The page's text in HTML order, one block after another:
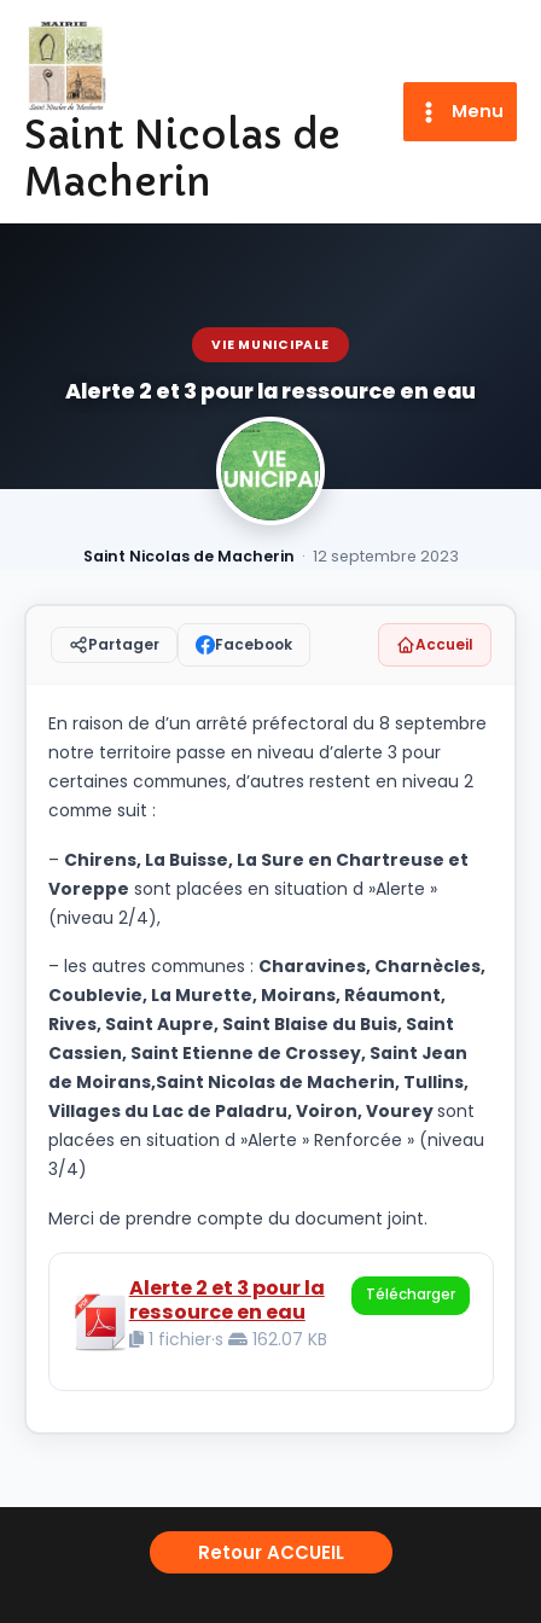
contenu
Saint Nicolas de
Macherin
Menu
VIE MUNICIPALE
Alerte 2 et 3 pour la ressource en eau
Saint Nicolas de Macherin · 12 septembre 2023
Partager Facebook Accueil
En raison de d’un arrêté préfectoral du 8 septembre
notre territoire passe en niveau d’alerte 3 pour
certaines communes, d’autres restent en niveau 2
comme suit :
– Chirens, La Buisse, La Sure en Chartreuse et
Voreppe sont placées en situation d »Alerte »
(niveau 2/4),
– les autres communes : Charavines, Charnècles,
Coublevie, La Murette, Moirans, Réaumont,
Rives, Saint Aupre, Saint Blaise du Buis, Saint
Cassien, Saint Etienne de Crossey, Saint Jean
de Moirans,Saint Nicolas de Macherin, Tullins,
Villages du Lac de Paladru, Voiron, Voureysont
placées en situation d »Alerte » Renforcée » (niveau
3/4)
Merci de prendre compte du document joint.
Alerte 2 et 3 pour la
ressource en eau
1 fichier·s 162.07 KB
Télécharger
Retour ACCUEIL